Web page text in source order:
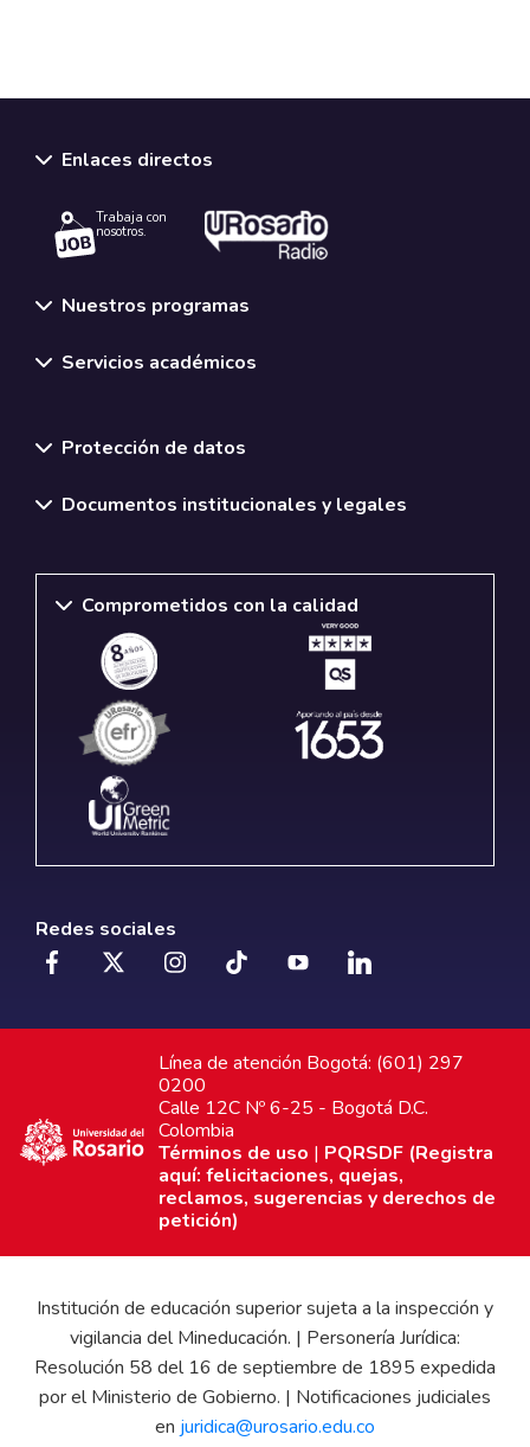
Enlaces directos
Trabaja con
nosotros.
Nuestros programas
Servicios académicos
Protección de datos
Documentos institucionales y legales
Comprometidos con la calidad
Redes sociales
Línea de atención Bogotá: (601) 297
0200
Calle 12C Nº 6-25 - Bogotá D.C.
Colombia
Términos de uso | PQRSDF (Registra
aquí: felicitaciones, quejas,
reclamos, sugerencias y derechos de
petición)
Institución de educación superior sujeta a la inspección y
vigilancia del Mineducación. | Personería Jurídica:
Resolución 58 del 16 de septiembre de 1895 expedida
por el Ministerio de Gobierno. | Notificaciones judiciales
en juridica@urosario.edu.co